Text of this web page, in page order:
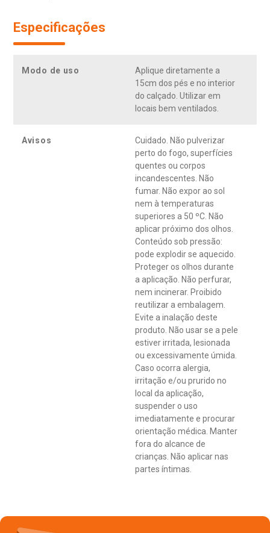
Especificações
Modo de uso
Aplique diretamente a
15cm dos pés e no interior
do calçado. Utilizar em
locais bem ventilados.
Avisos
Cuidado. Não pulverizar
perto do fogo, superfícies
quentes ou corpos
incandescentes. Não
fumar. Não expor ao sol
nem à temperaturas
superiores a 50 ºC. Não
aplicar próximo dos olhos.
Conteúdo sob pressão:
pode explodir se aquecido.
Proteger os olhos durante
a aplicação. Não perfurar,
nem incinerar. Proibido
reutilizar a embalagem.
Evite a inalação deste
produto. Não usar se a pele
estiver irritada, lesionada
ou excessivamente úmida.
Caso ocorra alergia,
irritação e/ou prurido no
local da aplicação,
suspender o uso
imediatamente e procurar
orientação médica. Manter
fora do alcance de
crianças. Não aplicar nas
partes íntimas.